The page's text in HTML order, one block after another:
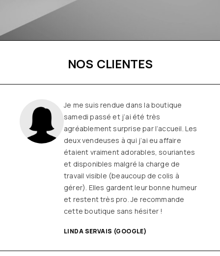
NOS CLIENTES
Une boutique familiale, à l’écoute et
remplie de joie de vivre
Les
vêtements sont de qualité, tendances
et originaux pour différentes
morphologies
et ça fait très
longtemps que j’y vais (depuis le début
ou quasiment) J’adore y faire un tour et
on ne sort jamais (ou presque) sans rien